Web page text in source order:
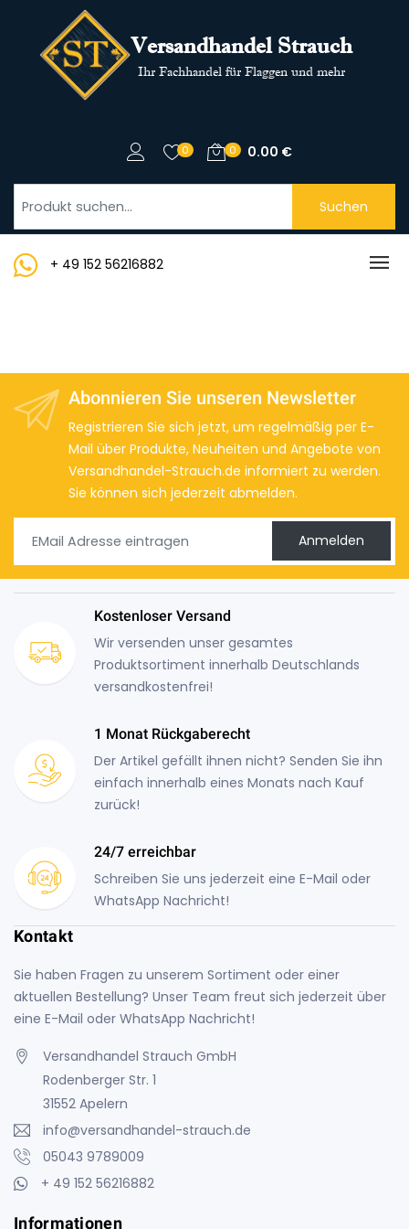
Versandhandel Strauch
Ihr Fachhandel für Flaggen und mehr
0 0 0.00 €
Suchen
+ 49 152 56216882
Abonnieren Sie unseren Newsletter
Registrieren Sie sich jetzt, um regelmäßig per E-
Mail über Produkte, Neuheiten und Angebote von
Versandhandel-Strauch.de informiert zu werden.
Sie können sich jederzeit abmelden.
Anmelden
Kostenloser Versand
Wir versenden unser gesamtes
Produktsortiment innerhalb Deutschlands
versandkostenfrei!
1 Monat Rückgaberecht
Der Artikel gefällt ihnen nicht? Senden Sie ihn
einfach innerhalb eines Monats nach Kauf
zurück!
24/7 erreichbar
Schreiben Sie uns jederzeit eine E-Mail oder
WhatsApp Nachricht!
Kontakt
Sie haben Fragen zu unserem Sortiment oder einer
aktuellen Bestellung? Unser Team freut sich jederzeit über
eine E-Mail oder WhatsApp Nachricht!
Versandhandel Strauch GmbH
Rodenberger Str. 1
31552 Apelern
info@versandhandel-strauch.de
05043 9789009
+ 49 152 56216882
Informationen